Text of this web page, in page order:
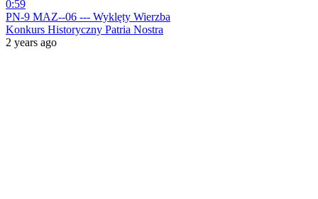
0:59
PN-9 MAZ--06 --- Wyklęty Wierzba
Konkurs Historyczny Patria Nostra
2 years ago